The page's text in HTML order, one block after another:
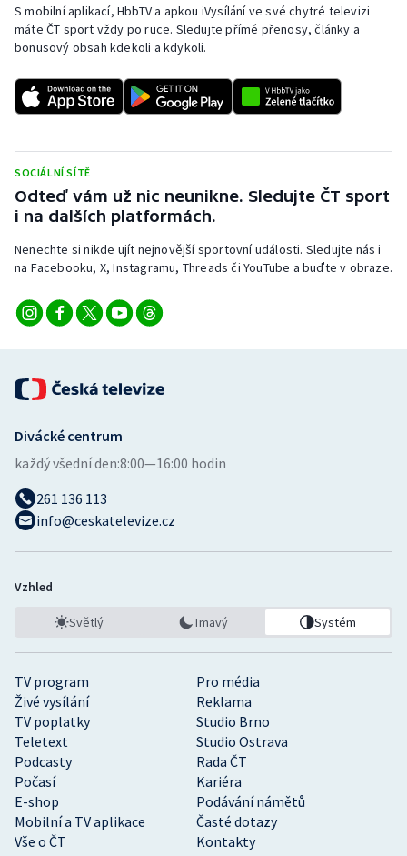
Sportovní střelba
Stolní tenis
Triatlon
Vodní slalom
Ostatní
S mobilní aplikací, HbbTV a apkou iVysílání ve své chytré televizi
máte ČT sport vždy po ruce. Sledujte přímé přenosy, články a
bonusový obsah kdekoli a kdykoli.
SOCIÁLNÍ SÍTĚ
Odteď vám už nic neunikne. Sledujte ČT sport
i na dalších platformách.
Nenechte si nikde ujít nejnovější sportovní události. Sledujte nás i
na Facebooku, X, Instagramu, Threads či YouTube a buďte v obraze.
TV program
Pro média
Živé vysílání
Reklama
TV poplatky
Studio Brno
Teletext
Studio Ostrava
Podcasty
Rada ČT
Počasí
Kariéra
E-shop
Podávání námětů
Mobilní a TV aplikace
Časté dotazy
Vše o ČT
Kontakty
Divácké centrum
každý všední den:8:00—16:00 hodin
261 136 113
info@ceskatelevize.cz
Vzhled
Světlý Tmavý Systém